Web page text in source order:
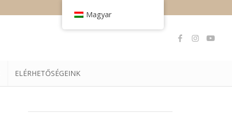
ELÉRHETŐSÉGEINK
Magyar